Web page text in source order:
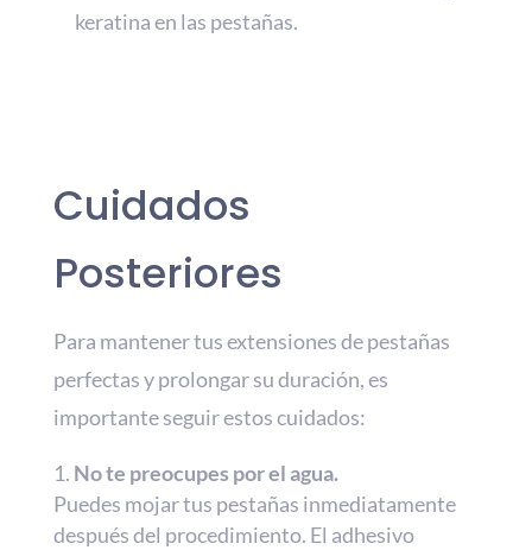
keratina en las pestañas.
Cuidados
Posteriores
Para mantener tus extensiones de pestañas
perfectas y prolongar su duración, es
importante seguir estos cuidados:
No te preocupes por el agua.
Puedes mojar tus pestañas inmediatamente
después del procedimiento. El adhesivo